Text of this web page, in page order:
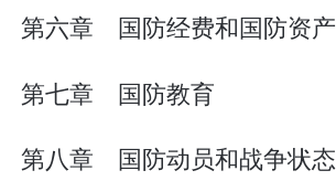
第六章 国防经费和国防资产
第七章 国防教育
第八章 国防动员和战争状态